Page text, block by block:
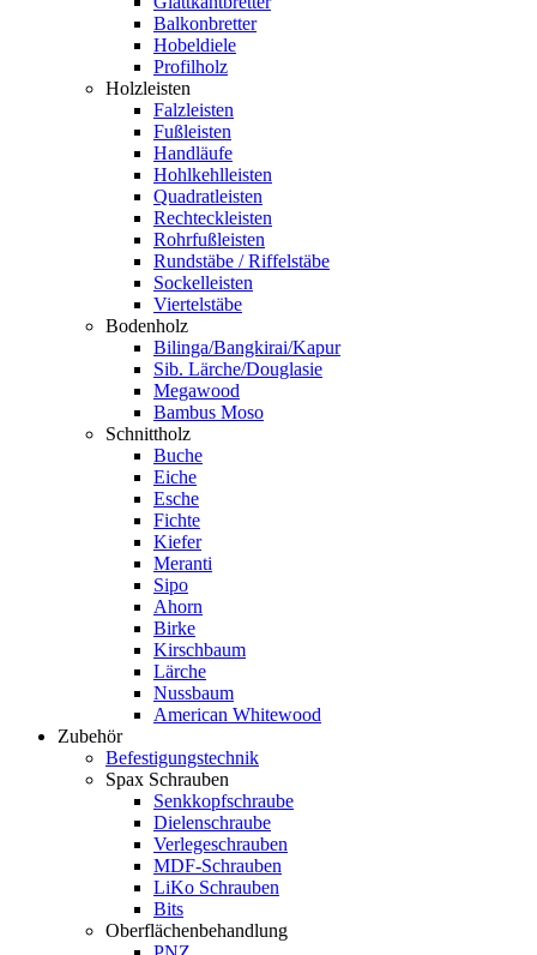
Balkonbretter
Hobeldiele
Profilholz
Holzleisten
Falzleisten
Fußleisten
Handläufe
Hohlkehlleisten
Quadratleisten
Rechteckleisten
Rohrfußleisten
Rundstäbe / Riffelstäbe
Sockelleisten
Viertelstäbe
Bodenholz
Bilinga/Bangkirai/Kapur
Sib. Lärche/Douglasie
Megawood
Bambus Moso
Schnittholz
Buche
Eiche
Esche
Fichte
Kiefer
Meranti
Sipo
Ahorn
Birke
Kirschbaum
Lärche
Nussbaum
American Whitewood
Zubehör
Befestigungstechnik
Spax Schrauben
Senkkopfschraube
Dielenschraube
Verlegeschrauben
MDF-Schrauben
LiKo Schrauben
Bits
Oberflächenbehandlung